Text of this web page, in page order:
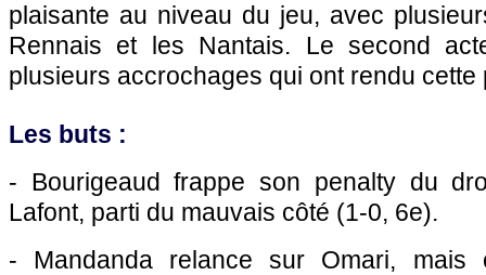
plaisante au niveau du jeu, avec
Rennais et les Nantais. Le second
plusieurs accrochages qui ont rendu cette
Les buts :
- Bourigeaud frappe son penalty du
Lafont, parti du mauvais côté (1-0, 6e).
- Mandanda relance sur Omari,